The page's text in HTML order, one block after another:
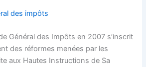
des impôts
Général des Impôts en 2007 s’inscrit
des réformes menées par les
aux Hautes Instructions de Sa